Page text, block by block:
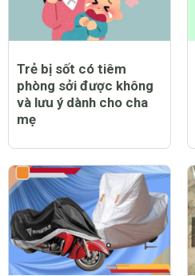
Trẻ bị sốt có tiêm
phòng sởi được không
và lưu ý dành cho cha
mẹ